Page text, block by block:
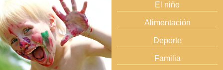
El niño
Alimentación
Deporte
Familia